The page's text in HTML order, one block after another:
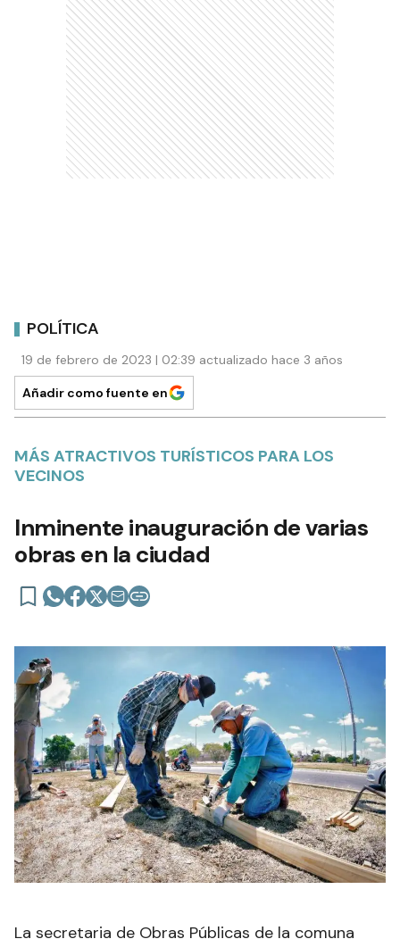
POLÍTICA
19 de febrero de 2023 | 02:39 actualizado hace 3 años
Añadir como fuente en
MÁS ATRACTIVOS TURÍSTICOS PARA LOS
VECINOS
Inminente inauguración de varias
obras en la ciudad
La secretaria de Obras Públicas de la comuna